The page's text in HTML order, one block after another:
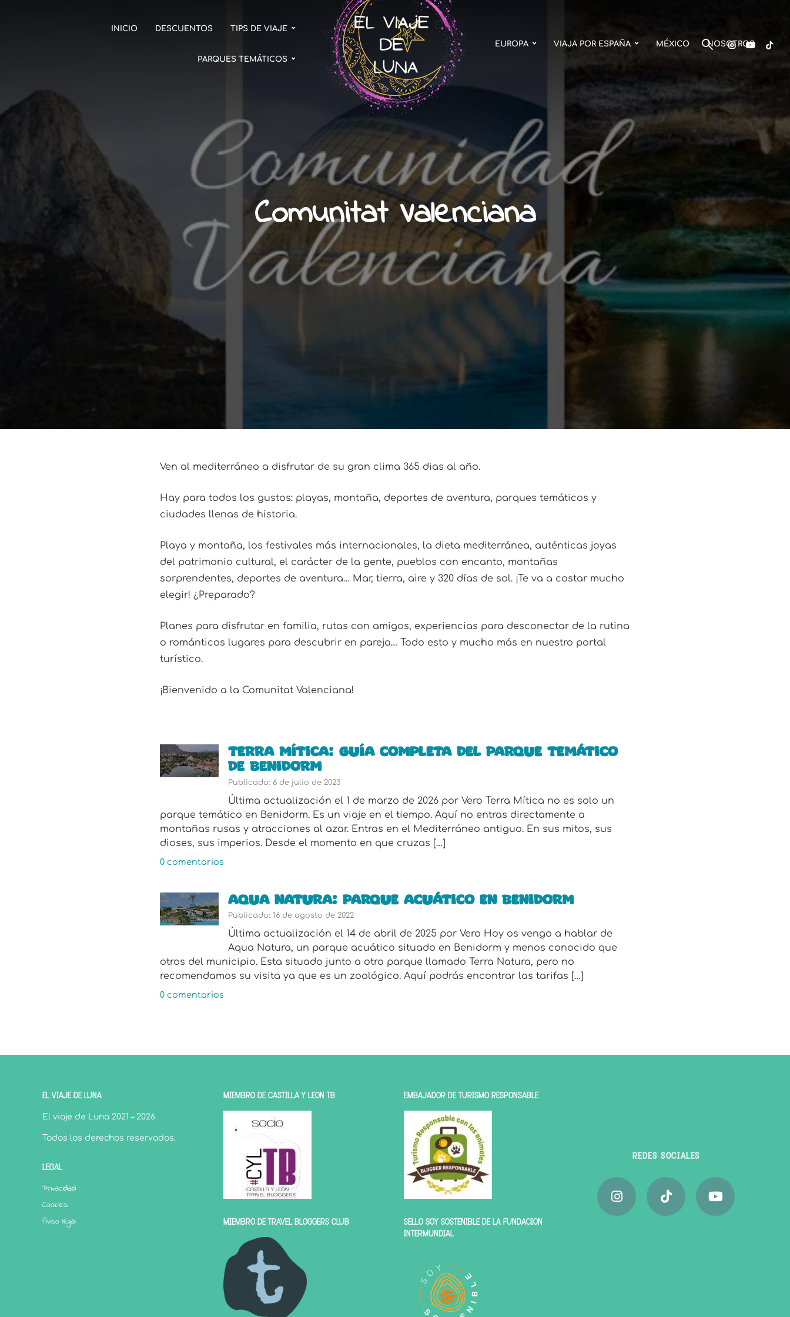
INICIO DESCUENTOS TIPS DE VIAJE
PARQUES TEMÁTICOS
EUROPA VIAJA POR ESPAÑA MÉXICO NOSOTROS
Comunitat Valenciana
Ven al mediterráneo a disfrutar de su gran clima 365 dias al año.
Hay para todos los gustos: playas, montaña, deportes de aventura, parques temáticos y
ciudades llenas de historia.
Playa y montaña, los festivales más internacionales, la dieta mediterránea, auténticas joyas
del patrimonio cultural, el carácter de la gente, pueblos con encanto, montañas
sorprendentes, deportes de aventura… Mar, tierra, aire y 320 días de sol. ¡Te va a costar mucho
elegir! ¿Preparado?
Planes para disfrutar en familia, rutas con amigos, experiencias para desconectar de la rutina
o románticos lugares para descubrir en pareja… Todo esto y mucho más en nuestro portal
turístico.
¡Bienvenido a la Comunitat Valenciana!
Terra Mítica: guía completa del parque temático
de Benidorm
Publicado: 6 de julio de 2023
Última actualización el 1 de marzo de 2026 por Vero Terra Mítica no es solo un
parque temático en Benidorm. Es un viaje en el tiempo. Aquí no entras directamente a
montañas rusas y atracciones al azar. Entras en el Mediterráneo antiguo. En sus mitos, sus
dioses, sus imperios. Desde el momento en que cruzas […]
0 comentarios
Aqua natura: parque acuático en Benidorm
Publicado: 16 de agosto de 2022
Última actualización el 14 de abril de 2025 por Vero Hoy os vengo a hablar de
Aqua Natura, un parque acuático situado en Benidorm y menos conocido que
otros del municipio. Esta situado junto a otro parque llamado Terra Natura, pero no
recomendamos su visita ya que es un zoológico. Aquí podrás encontrar las tarifas […]
0 comentarios
EL VIAJE DE LUNA
El viaje de Luna 2021 – 2026
Todos los derechos reservados.
LEGAL
Privacidad
Cookies
Aviso legal
MIEMBRO DE CASTILLA Y LEÓN TB
MIEMBRO DE TRAVEL BLOGGERS CLUB
EMBAJADOR DE TURISMO RESPONSABLE
SELLO SOY SOSTENIBLE DE LA FUNDACIÓN
INTERMUNDIAL
REDES SOCIALES